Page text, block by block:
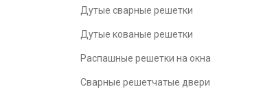
Дутые сварные решетки
Дутые кованые решетки
Распашные решетки на окна
Сварные решетчатые двери